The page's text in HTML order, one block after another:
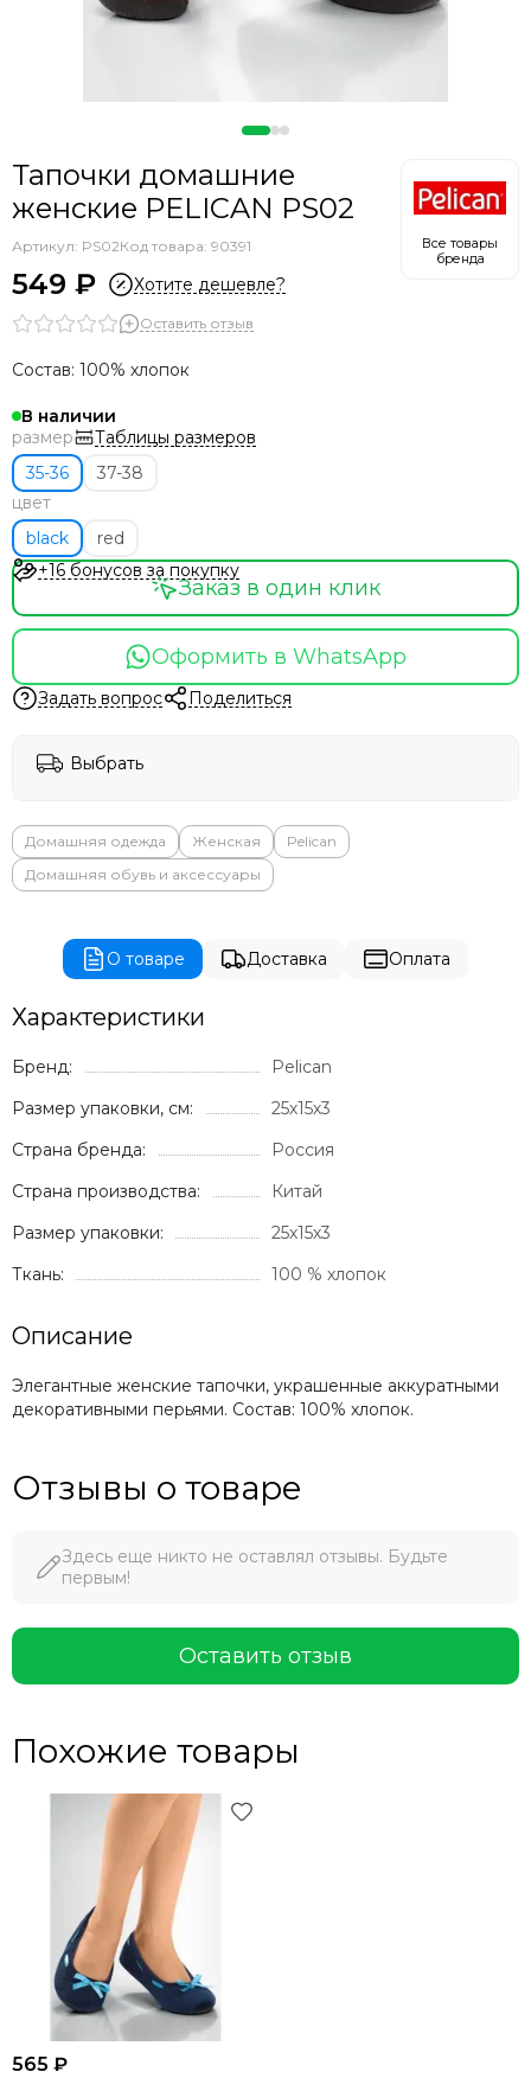
Тапочки домашние
женские PELICAN PS02
Артикул: PS02Код товара: 90391
549 ₽ Хотите дешевле?
Все товары
бренда
Оставить отзыв
Состав: 100% хлопок
В наличии
размер
Таблицы размеров
35-36
37-38
цвет
black
red
+16 бонусов за покупку
Оформить в WhatsApp
Заказ в один клик
Задать вопрос Поделиться
Выбрать
Домашняя одежда Женская
Pelican
Домашняя обувь и аксессуары
О товаре Доставка Оплата
Характеристики
Бренд:
Pelican
Размер упаковки, см:
25х15х3
Страна бренда:
Россия
Страна производства:
Китай
Размер упаковки:
25х15х3
Ткань:
100 % хлопок
Описание
Элегантные женские тапочки, украшенные аккуратными
декоративными перьями. Состав: 100% хлопок.
Отзывы о товаре
Здесь еще никто не оставлял отзывы. Будьте
первым!
Оставить отзыв
Похожие товары
565 ₽